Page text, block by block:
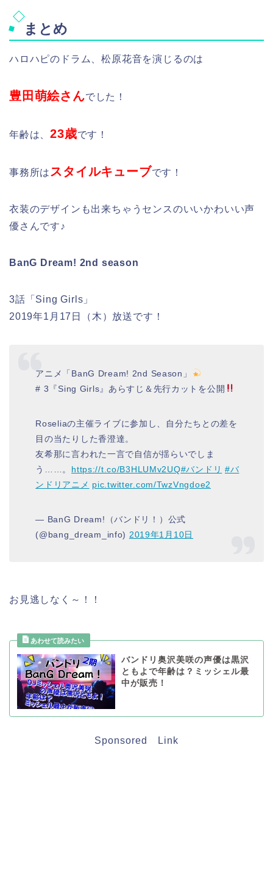
まとめ
ハロハピのドラム、松原花音を演じるのは
豊田萌絵さんでした！
年齢は、23歳です！
事務所は スタイルキューブです！
衣装のデザインも出来ちゃうセンスのいいかわいい声
優さんです♪
BanG Dream! 2nd season
3話「Sing Girls」
2019年1月17日（木）放送です！
アニメ「BanG Dream! 2nd Season」
# 3『Sing Girls』あらすじ＆先行カットを公開
Roseliaの主催ライブに参加し、自分たちとの差を
目の当たりした香澄達。
友希那に言われた一言で自信が揺らいでしま
う……。 https://t.co/B3HLUMv2UQ#バンドリ #バ
ンドリアニメ pic.twitter.com/TwzVngdoe2
— BanG Dream!（バンドリ！）公式
(@bang_dream_info) 2019年1月10日
お見逃しなく～！！
バンドリ奥沢美咲の声優は黒沢
ともよで年齢は？ミッシェル最
中が販売！
Sponsored Link